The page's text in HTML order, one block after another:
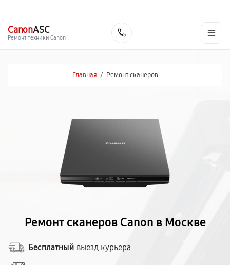
CanonASC
Ремонт техники Canon
Главная / Ремонт сканеров
Ремонт сканеров Canon в Москве
Бесплатный выезд курьера